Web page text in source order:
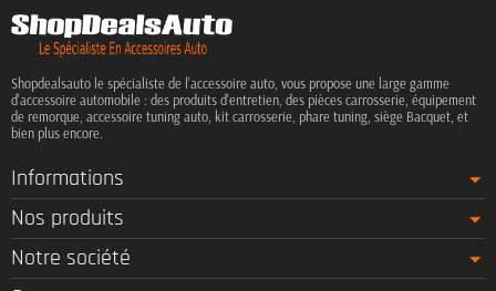
Shopdealsauto le spécialiste de l'accessoire auto, vous propose une large gamme
d'accessoire automobile : des produits d'entretien, des pièces carrosserie, équipement
de remorque, accessoire tuning auto, kit carrosserie, phare tuning, siège Bacquet, et
bien plus encore.
Informations
Nos produits
Notre société